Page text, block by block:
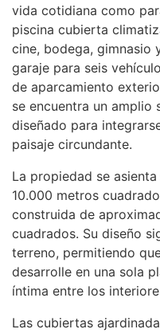
vida cotidiana como
piscina cubierta
cine, bodega, gimnasio
garaje para seis
de aparcamiento
se encuentra un
diseñado para
paisaje circundante.
La propiedad se
10.000 metros
construida de
cuadrados. Su diseño
terreno, permitiendo
desarrolle en una sola
íntima entre los
Las cubiertas